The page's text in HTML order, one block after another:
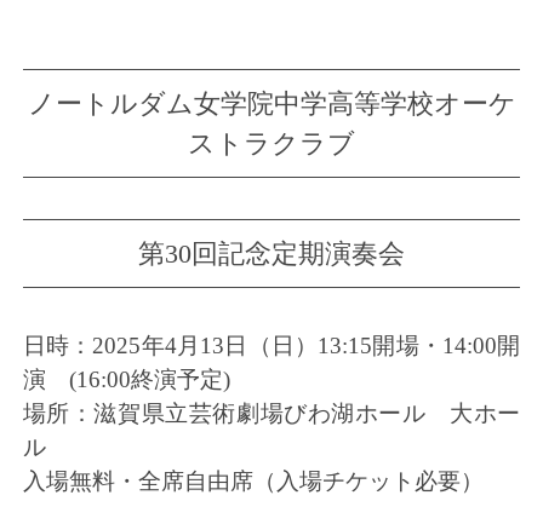
ノートルダム女学院中学高等学校オーケ
ストラクラブ
第30回記念定期演奏会
日時：2025年4月13日（日）13:15開場・14:00開
演 (16:00終演予定)
場所：滋賀県立芸術劇場びわ湖ホール 大ホー
ル
入場無料・全席自由席（入場チケット必要）